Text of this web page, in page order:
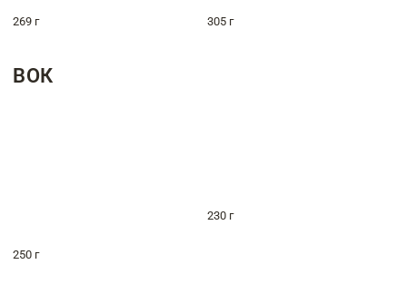
269 г 305 г
ВОК
230 г
250 г